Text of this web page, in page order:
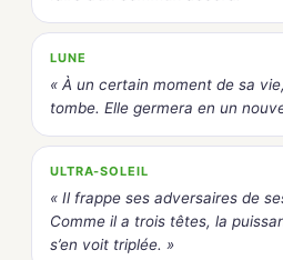
LUNE
« À un certain moment de sa
tombe. Elle germera en un
ULTRA-SOLEIL
« Il frappe ses adversaires de
Comme il a trois têtes, la
s’en voit triplée. »